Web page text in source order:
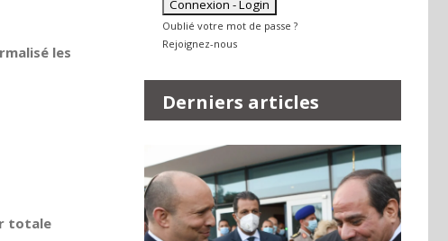
les
totale
Oublié votre mot de passe ?
Rejoignez-nous
Derniers articles